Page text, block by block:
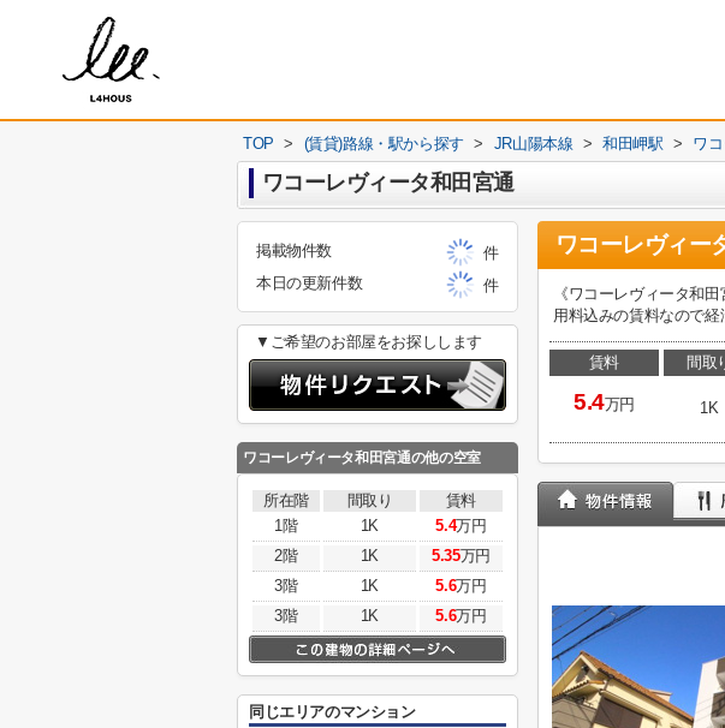
TOP > (賃貸)路線・駅から探す > JR山陽本線 > 和田岬駅 > ワ
ワコーレヴィータ和田宮通
ワコーレヴィー
《ワコーレヴィータ和
用料込みの賃料なので
賃料
5.4万円
間取
1K
掲載物件数
件
本日の更新件数
件
▼ご希望のお部屋をお探しします
ワコーレヴィータ和田宮通の他の空室
所在階 間取り
賃料
1階
1K 5.4万円
2階
1K 5.35万円
3階
1K 5.6万円
3階
1K 5.6万円
同じエリアのマンション